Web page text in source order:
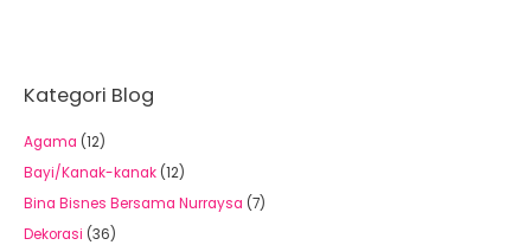
Kategori Blog
Agama (12)
Bayi/Kanak-kanak (12)
Bina Bisnes Bersama Nurraysa (7)
Dekorasi (36)